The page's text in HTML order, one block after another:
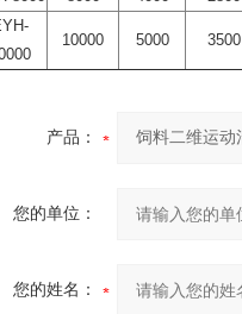
10000 5000 3500
产品：
您的单位：
您的姓名：